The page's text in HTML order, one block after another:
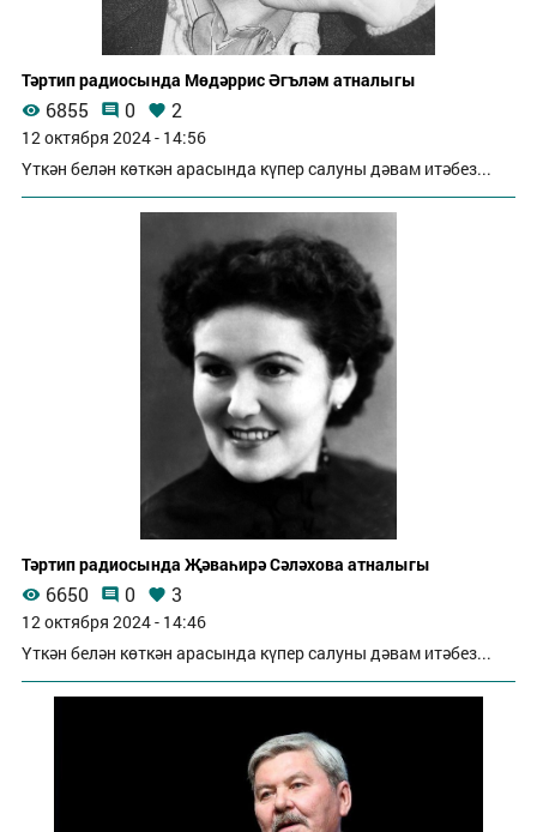
Тәртип радиосында Мөдәррис Әгъләм атналыгы
6855 0 2
12 октября 2024 - 14:56
Үткән белән көткән арасында күпер салуны дәвам итәбез...
Тәртип радиосында Җәваһирә Сәләхова атналыгы
6650 0 3
12 октября 2024 - 14:46
Үткән белән көткән арасында күпер салуны дәвам итәбез...